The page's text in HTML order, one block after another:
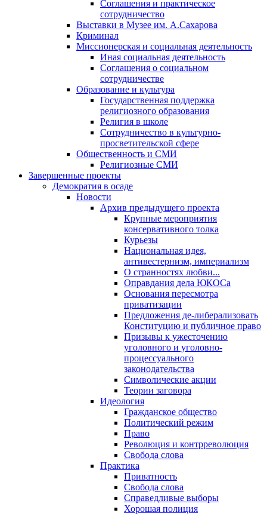
Соглашения и практическое
сотрудничество
Выставки в Музее им. А.Сахарова
Криминал
Миссионерская и социальная деятельность
Иная социальная деятельность
Соглашения о социальном
сотрудничестве
Образование и культура
Государственная поддержка
религиозного образования
Религия в школе
Сотрудничество в культурно-
просветительской сфере
Общественность и СМИ
Религиозные СМИ
Завершенные проекты
Демократия в осаде
Новости
Архив предыдущего проекта
Крупные мероприятия
консервативного толка
Курьезы
Национальная идея,
антивестернизм, империализм
О странностях любви...
Оправдания дела ЮКОСа
Основания пересмотра
приватизации
Предложения де-либерализовать
Конституцию и публичное право
Призывы к ужесточению
уголовного и уголовно-
процессуального
законодательства
Символические акции
Теории заговора
Идеология
Гражданское общество
Политический режим
Право
Революция и контрреволюция
Свобода слова
Практика
Приватность
Свобода слова
Справедливые выборы
Хорошая полиция